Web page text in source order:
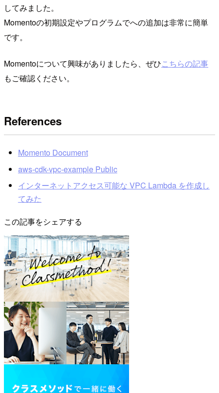
してみました。
Momentoの初期設定やプログラムでへの追加は非常に簡単
です。
Momentoについて興味がありましたら、ぜひこちらの記事
もご確認ください。
References
Momento Document
aws-cdk-vpc-example Public
インターネットアクセス可能な VPC Lambda を作成し
てみた
この記事をシェアする